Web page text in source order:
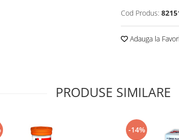
Cod Produs:
Adauga la
PRODUSE SIMILARE
-14%